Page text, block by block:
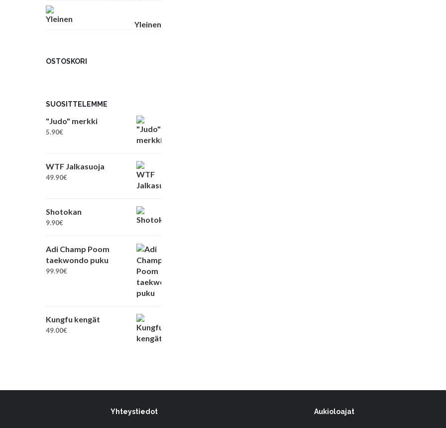
Yleinen
OSTOSKORI
SUOSITTELEMME
"Judo" merkki
5.90€
WTF Jalkasuoja
49.90€
Shotokan
9.90€
Adi Champ Poom
taekwondo puku
99.90€
Kungfu kengät
49.00€
Yhteystiedot Aukioloajat